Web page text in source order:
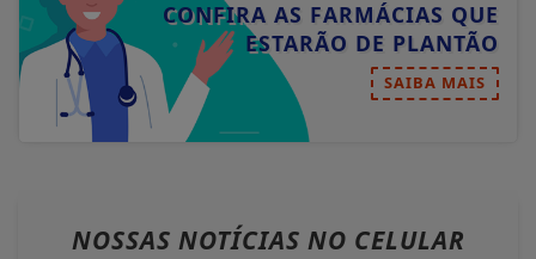
CONFIRA AS FARMÁCIAS QUE
ESTARÃO DE PLANTÃO
SAIBA MAIS
NOSSAS NOTÍCIAS NO CELULAR